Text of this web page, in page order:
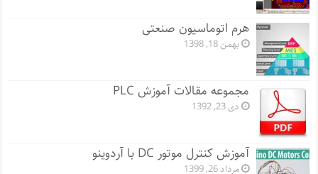
هرم اتوماسیون صنعتی
بهمن 18, 1398
مجموعه مقالات آموزش PLC
دی 23, 1392
آموزش کنترل موتور DC با آردوینو
مرداد 26, 1399